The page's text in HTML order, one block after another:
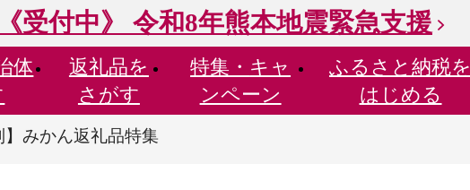
《受付中》 令和8年熊本地震緊急支援
体
返礼品を
さがす
特集・ キャ
ンペーン
ふるさと納税を
はじめる
】みかん返礼品特集